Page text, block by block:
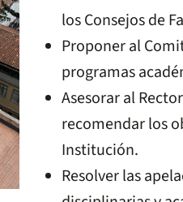
los Consejos de
Proponer al
programas
Asesorar al
recomendar los
Institución.
Resolver las